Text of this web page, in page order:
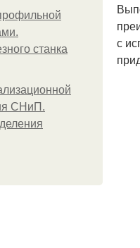
станка
СНиП.
с